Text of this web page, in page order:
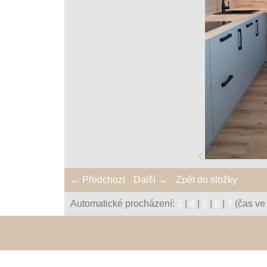
← Předchozí Další → Zpět do složky
Automatické procházení: 3 4 5 6 7 (čas